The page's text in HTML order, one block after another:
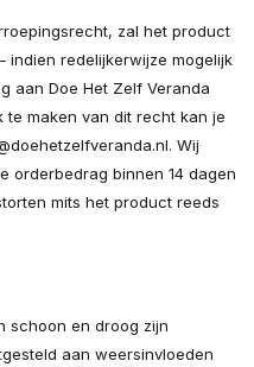
zal het product
indien redelijkerwijze mogelijk
aan Doe Het Zelf Veranda
te maken van dit recht kan je
. Wij
orderbedrag binnen 14 dagen
mits het product reeds
schoon en droog zijn
aan weersinvloeden